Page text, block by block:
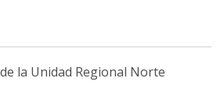
la Unidad Regional Norte